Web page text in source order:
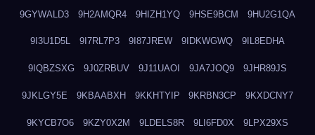
9GYWALD3 9H2AMQR4 9HIZH1YQ 9HSE9BCM 9HU2G1QA
9I3U1D5L 9I7RL7P3 9I87JREW 9IDKWGWQ 9IL8EDHA
9IQBZSXG 9J0ZRBUV 9J11UAOI 9JA7JOQ9 9JHR89JS
9JKLGY5E 9KBAABXH 9KKHTYIP 9KRBN3CP 9KXDCNY7
9KYCB7O6 9KZY0X2M 9LDELS8R 9LI6FD0X 9LPX29XS